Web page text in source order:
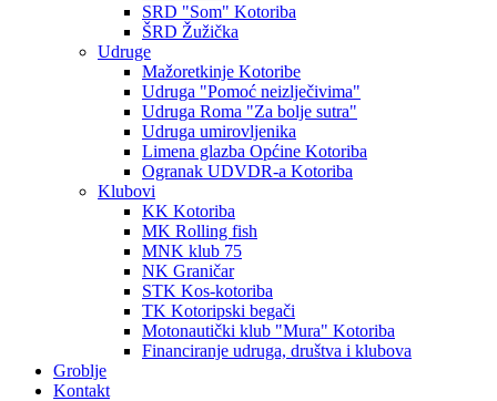
SRD "Som" Kotoriba
ŠRD Žužička
Udruge
Mažoretkinje Kotoribe
Udruga "Pomoć neizlječivima"
Udruga Roma "Za bolje sutra"
Udruga umirovljenika
Limena glazba Općine Kotoriba
Ogranak UDVDR-a Kotoriba
Klubovi
KK Kotoriba
MK Rolling fish
MNK klub 75
NK Graničar
STK Kos-kotoriba
TK Kotoripski begači
Motonautički klub "Mura" Kotoriba
Financiranje udruga, društva i klubova
Groblje
Kontakt